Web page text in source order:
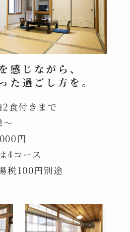
感じながら、
た過ごし方を。
食付きまで
円
4コース
税100円別途